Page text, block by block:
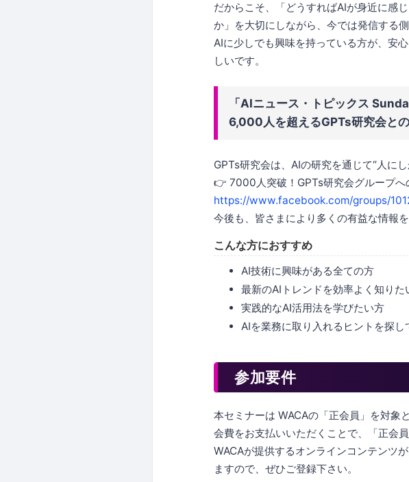
だからこそ、「どうすればAIが身近に感
か」を大切にしながら、今では発信する
AIに少しでも興味を持っている方が、安
しいです。
「AIニュース・トピックス
6,000人を超えるGPTs研究会と
GPTs研究会は、AIの研究を通じて“人に
👉 7000人突破！GPTs研究会グループへ
https://www.facebook.com/groups/
今後も、皆さまにより多くの有益な情報
こんな方におすすめ
AI技術に興味がある全ての方
最新のAIトレンドを効率よく知りた
実践的なAI活用法を学びたい方
AIを業務に取り入れるヒントを探し
参加要件
本セミナーは WACAの「正会員」を対象
会費をお支払いいただくことで、「正会
WACAが提供するオンラインコンテンツ
ますので、ぜひご登録下さい。